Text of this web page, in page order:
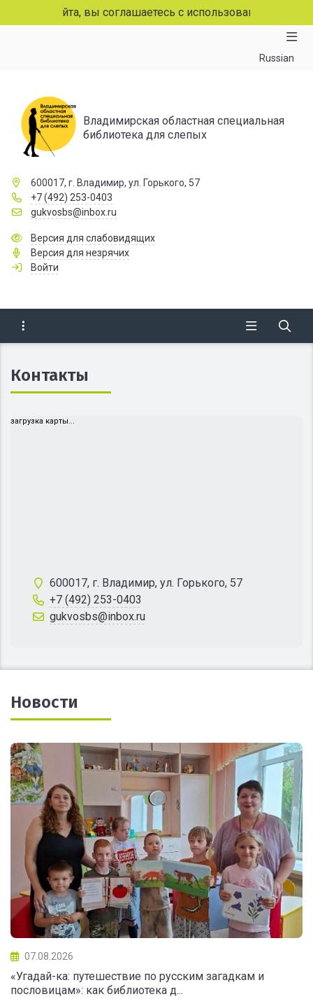
сайта, вы соглашаетесь с использованием файлов
Russian
Владимирская областная специальная
библиотека для слепых
600017, г. Владимир, ул. Горького, 57
+7 (492) 253-0403
gukvosbs@inbox.ru
Версия для слабовидящих
Версия для незрячих
Войти
Контакты
загрузка карты...
600017, г. Владимир, ул. Горького, 57
+7 (492) 253-0403
gukvosbs@inbox.ru
Новости
07.08.2026
«Угадай-ка: путешествие по русским загадкам и
пословицам»: как библиотека д...